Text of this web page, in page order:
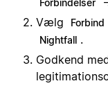
Forbindelser
Vælg
Forbind
Nightfall .
Godkend